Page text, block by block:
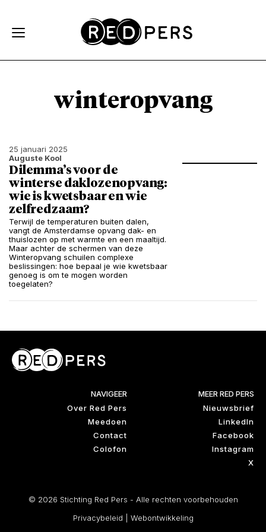
winteropvang
25 januari 2025
Auguste Kool
Dilemma’s voor de
winterse daklozenopvang:
wie is kwetsbaar en wie
zelfredzaam?
Terwijl de temperaturen buiten dalen,
vangt de Amsterdamse opvang dak- en
thuislozen op met warmte en een maaltijd.
Maar achter de schermen van deze
Winteropvang schuilen complexe
beslissingen: hoe bepaal je wie kwetsbaar
genoeg is om te mogen worden
toegelaten?
NAVIGEER
Over Red Pers
Meedoen
Contact
Colofon
MEER RED PERS
Nieuwsbrief
LinkedIn
Facebook
Instagram
X
© 2026 Stichting Red Pers - Alle rechten voorbehouden
Privacybeleid
Webontwikkeling